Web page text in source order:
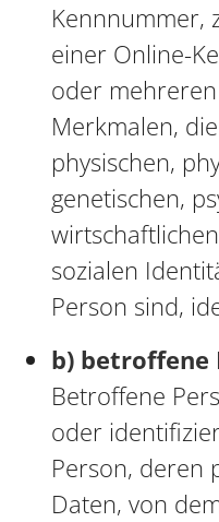
Kennnummer,
einer Online-
oder
Merkmalen,
physischen,
genetischen,
sozialen
Person sind,
b) betroffene
Betroffene
oder
Person, deren
Daten, von